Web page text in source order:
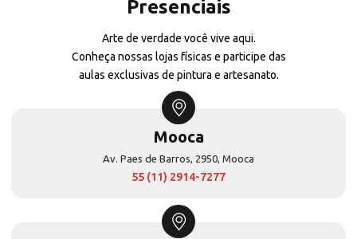
Presenciais
Arte de verdade você vive aqui.
Conheça nossas lojas físicas e participe das
aulas exclusivas de pintura e artesanato.
Mooca
Av. Paes de Barros, 2950, Mooca
55 (11) 2914-7277